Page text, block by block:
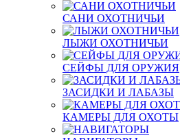
САНИ ОХОТНИЧЬИ
ЛЫЖИ ОХОТНИЧЬИ
СЕЙФЫ ДЛЯ ОРУЖИЯ
ЗАСИДКИ И ЛАБАЗЫ
КАМЕРЫ ДЛЯ ОХОТЫ